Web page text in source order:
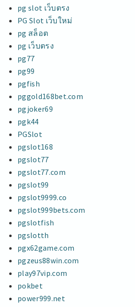
pg slot เว็บตรง
PG Slot เว็บใหม่
pg สล็อต
pg เว็บตรง
pg77
pg99
pgfish
pggold168bet.com
pgjoker69
pgk44
PGSlot
pgslot168
pgslot77
pgslot77.com
pgslot99
pgslot9999.co
pgslot999bets.com
pgslotfish
pgslotth
pgx62game.com
pgzeus88win.com
play97vip.com
pokbet
power999.net